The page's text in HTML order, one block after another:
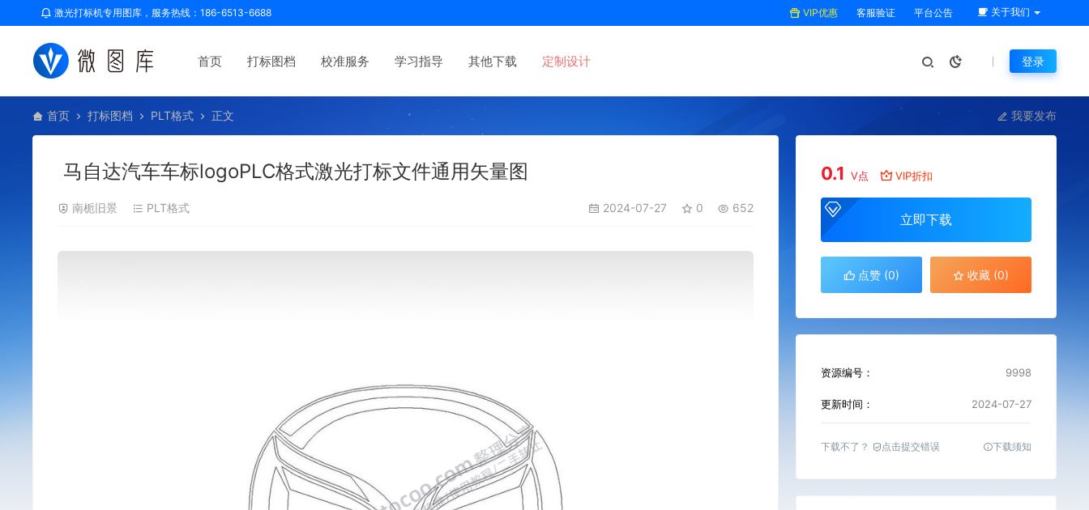
激光打标机专用图库，服务热线：186-6513-6688 VIP优惠 客服验证 平台公告 关于我们
首页 打标图档 校准服务 学习指导 其他下载 定制设计 登录
首页 打标图档 PLT格式 正文 我要发布
马自达汽车车标logoPLC格式激光打标文件通用矢量图
南栀旧景 PLT格式 2024-07-27 0 652
0.1 V点 VIP折扣
立即下载
点赞 (0) 收藏 (0)
资源编号： 9998
更新时间： 2024-07-27
下载不了？ 点击提交错误 下载须知